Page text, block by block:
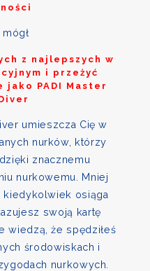
z najlepszych w
i przeżyć
jako PADI Master
umieszcza Cię w
nurków, którzy
znacznemu
nurkowemu. Mniej
kiedykolwiek osiąga
swoją kartę
wiedzą, że spędziłeś
środowiskach i
nurkowych.